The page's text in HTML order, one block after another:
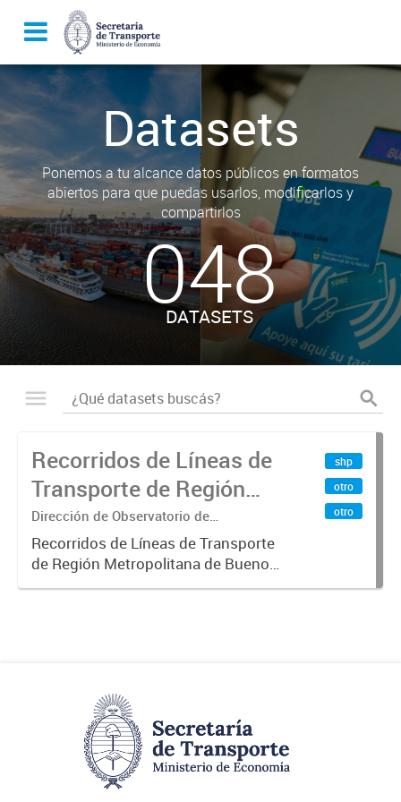
Datasets
Ponemos a tu alcance datos públicos en formatos
abiertos para que puedas usarlos, modificarlos y
compartirlos
048
DATASETS
Recorridos de Líneas de
Transporte de Región
Metropolitana de
Buenos Aires (RMBA)
Dirección de Observatorio de
Transporte, Estudio y Sistemas
Recorridos de Líneas de Transporte
de Región Metropolitana de Buenos
Aires (RMBA).-
shp
otro
otro